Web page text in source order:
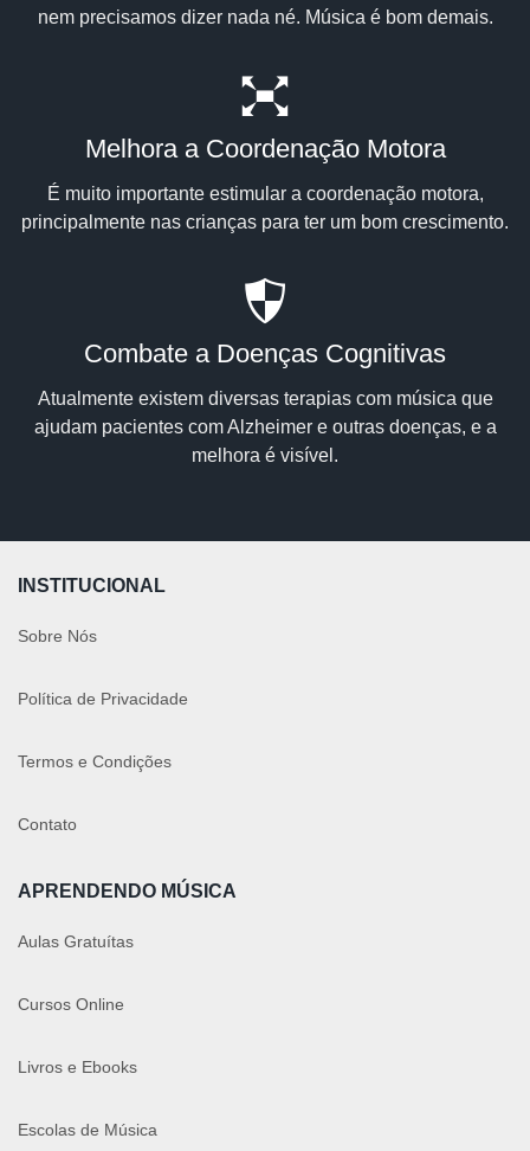
nem precisamos dizer nada né. Música é bom demais.
Melhora a Coordenação Motora
É muito importante estimular a coordenação motora,
principalmente nas crianças para ter um bom crescimento.
Combate a Doenças Cognitivas
Atualmente existem diversas terapias com música que
ajudam pacientes com Alzheimer e outras doenças, e a
melhora é visível.
INSTITUCIONAL
Sobre Nós
Política de Privacidade
Termos e Condições
Contato
APRENDENDO MÚSICA
Aulas Gratuítas
Cursos Online
Livros e Ebooks
Escolas de Música